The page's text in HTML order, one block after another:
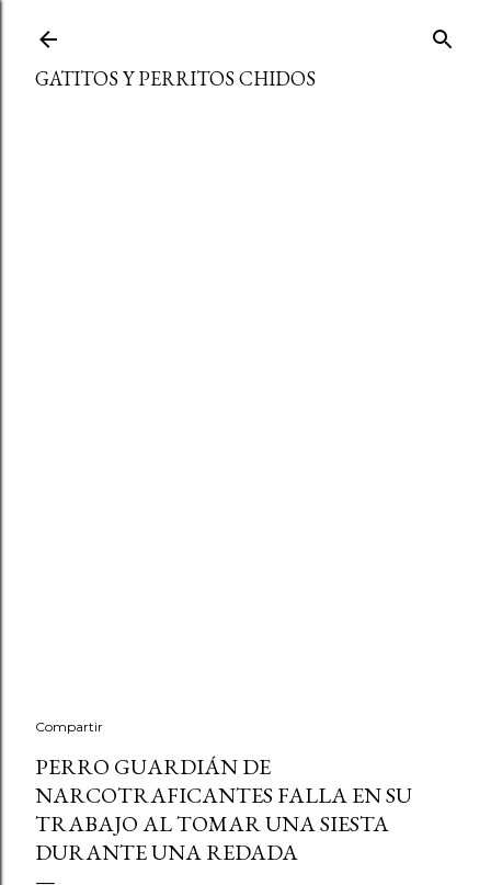
GATITOS Y PERRITOS CHIDOS
Compartir
PERRO GUARDIÁN DE
NARCOTRAFICANTES FALLA EN SU
TRABAJO AL TOMAR UNA SIESTA
DURANTE UNA REDADA